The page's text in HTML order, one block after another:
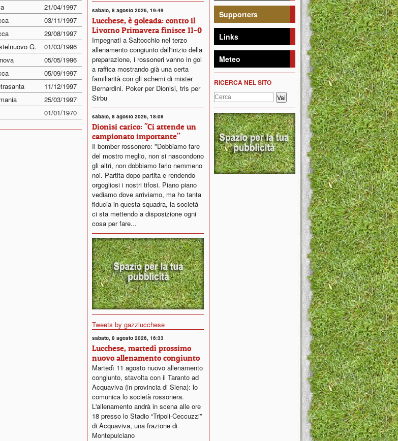
21/04/1997
03/11/1997
29/08/1997
G.
01/03/1996
05/05/1996
05/09/1997
11/12/1997
25/03/1997
01/01/1970
sabato, 8 agosto 2026, 19:49
Lucchese, è goleada: contro il
Livorno Primavera finisce 11-0
Impegnati a Saltocchio nel terzo
allenamento congiunto dall'inizio della
preparazione, i rossoneri vanno in gol
a raffica mostrando già una certa
familiarità con gli schemi di mister
Bernardini. Poker per Dionisi, tris per
Sirbu
sabato, 8 agosto 2026, 18:08
Dionisi carico: "Ci attende un
campionato importante"
Il bomber rossonero: "Dobbiamo fare
del mostro meglio, non si nascondono
gli altri, non dobbiamo farlo nemmeno
noi. Partita dopo partita e rendendo
orgogliosi i nostri tifosi. Piano piano
vediamo dove arriviamo, ma ho tanta
fiducia in questa squadra, la società
ci sta mettendo a disposizione ogni
cosa per fare...
Tweets by gazzlucchese
sabato, 8 agosto 2026, 16:33
Lucchese, martedì prossimo
nuovo allenamento congiunto
Martedì 11 agosto nuovo allenamento
congiunto, stavolta con il Taranto ad
Acquaviva (in provincia di Siena): lo
comunica lo società rossonera.
L'allenamento andrà in scena alle ore
18 presso lo Stadio “Tripoli-Ceccuzzi”
di Acquaviva, una frazione di
Montepulciano
Supporters
Links
Meteo
RICERCA NEL SITO